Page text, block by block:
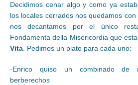
Decidimos cenar algo y como ya
los locales cerrados nos quedamos
nos decantamos por el único
Fondamenta della Misericordia que
Vita. Pedimos un plato para cada uno:
-Enrico quiso un combinado de
berberechos